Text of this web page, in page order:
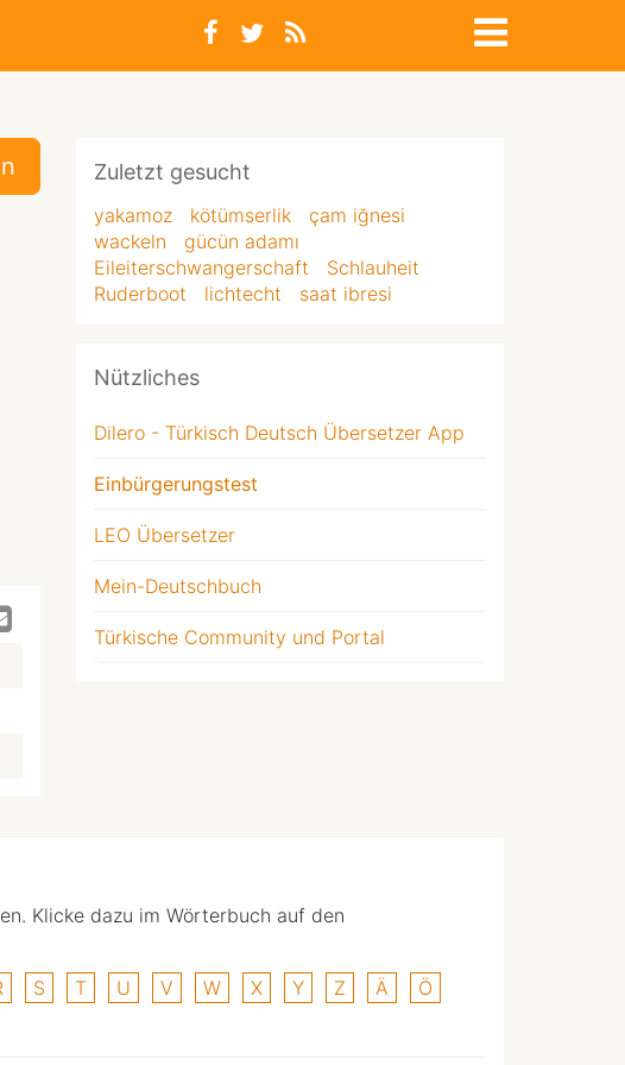
Zuletzt gesucht
yakamoz kötümserlik
çam iğnesi
wackeln
gücün adamı
Eileiterschwangerschaft
Schlauheit
Ruderboot
lichtecht saat ibresi
Nützliches
Dilero - Türkisch Deutsch Übersetzer App
Einbürgerungstest
LEO Übersetzer
Mein-Deutschbuch
Türkische Community und Portal
Klicke dazu im Wörterbuch auf den
S T U V W X Y Z Ä
Ö